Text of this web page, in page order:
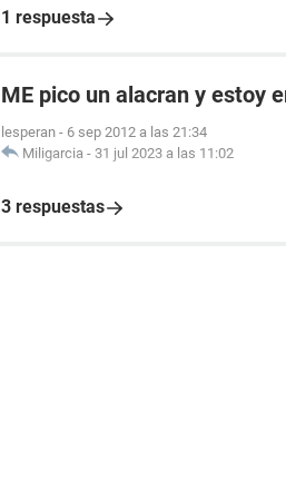
1 respuesta
ME pico un alacran y estoy
lesperan - 6 sep 2012 a las 21:34
Miligarcia - 31 jul 2023 a las 11:02
3 respuestas